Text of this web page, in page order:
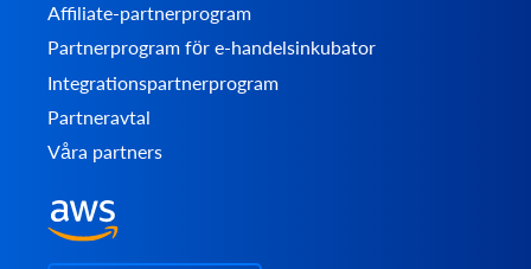
Affiliate-partnerprogram
Partnerprogram för e-handelsinkubator
Integrationspartnerprogram
Partneravtal
Våra partners